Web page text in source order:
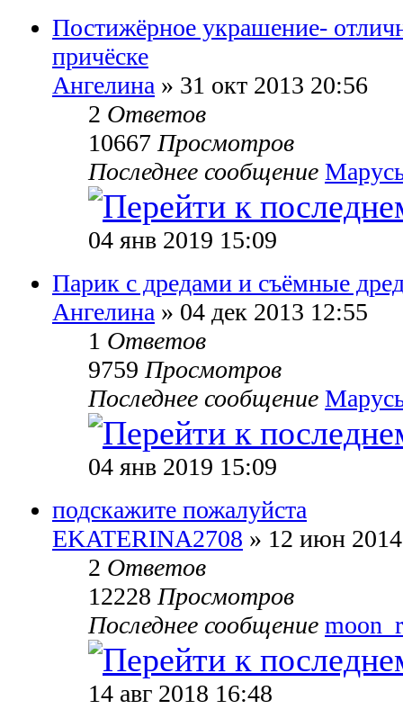
Постижёрное украшение-
причёске
Ангелина » 31 окт 2013 20:56
2 Ответов
10667Просмотров
Последнее сообщение
04 янв 2019 15:09
Парик с дредами и съёмные
Ангелина » 04 дек 2013 12:55
1 Ответов
9759Просмотров
Последнее сообщение
04 янв 2019 15:09
подскажите пожалуйста
EKATERINA2708 » 12 июн
2 Ответов
12228Просмотров
Последнее сообщение
14 авг 2018 16:48